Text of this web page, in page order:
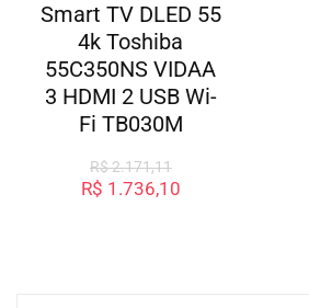
Smart TV DLED 55
4k Toshiba
55C350NS VIDAA
3 HDMI 2 USB Wi-
Fi TB030M
R$2.171,11
R$ 1.736,10